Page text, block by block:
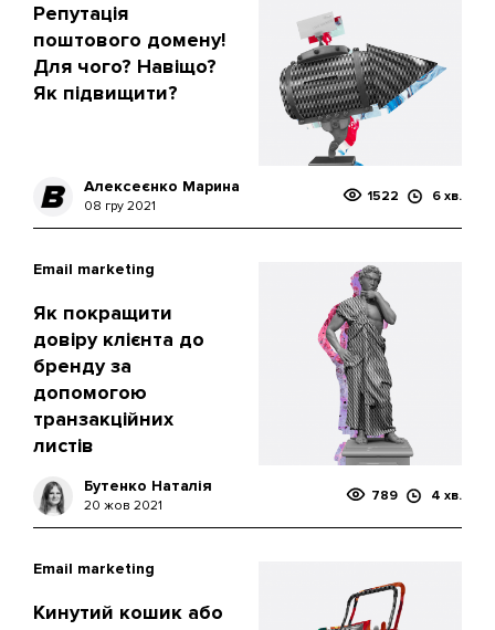
Репутація
поштового домену!
Для чого? Навіщо?
Як підвищити?
Алексеєнко Марина
08 гру 2021
1522 6 хв.
Email marketing
Як покращити
довіру клієнта до
бренду за
допомогою
транзакційних
листів
Бутенко Наталія
20 жов 2021
789 4 хв.
Email marketing
Кинутий кошик або